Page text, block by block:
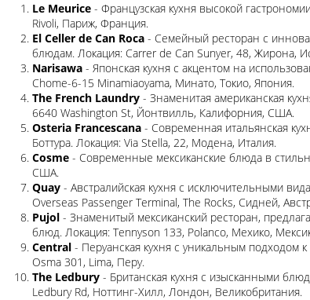
Le Meurice - Французская кухня высокой
Rivoli, Париж, Франция.
El Celler de Can Roca - Семейный ресторан с
блюдам. Локация: Carrer de Can Sunyer, 48, Жирона,
Narisawa - Японская кухня с акцентом на
Chome-6-15 Minamiaoyama, Минато, Токио, Япония.
The French Laundry - Знаменитая американская
6640 Washington St, Йонтвилль, Калифорния, США.
Osteria Francescana - Современная итальянская
Боттура. Локация: Via Stella, 22, Модена, Италия.
Cosme - Современные мексиканские блюда в
США.
Quay - Австралийская кухня с исключительными
Overseas Passenger Terminal, The Rocks, Сидней,
Pujol - Знаменитый мексиканский ресторан,
блюд. Локация: Tennyson 133, Polanco, Мехико,
Central - Перуанская кухня с уникальным подходом
Osma 301, Lima, Перу.
The Ledbury - Британская кухня с изысканными
Ledbury Rd, Ноттинг-Хилл, Лондон, Великобритания.